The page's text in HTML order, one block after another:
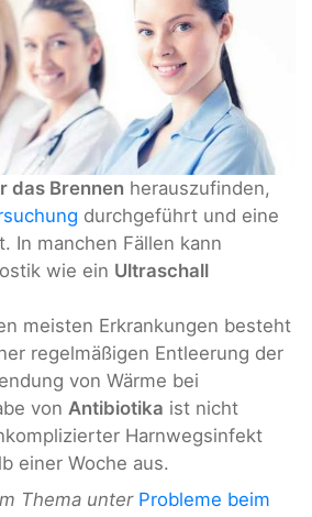
das Brennen herauszufinden,
durchgeführt und eine
In manchen Fällen kann
wie ein Ultraschall
meisten Erkrankungen besteht
regelmäßigen Entleerung der
von Wärme bei
von Antibiotika ist nicht
Harnwegsinfekt
einer Woche aus.
Thema unter Probleme beim